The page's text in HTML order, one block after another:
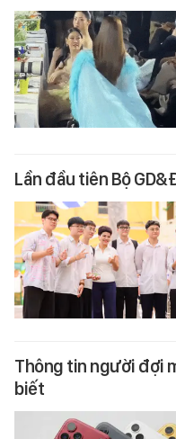
Lần đầu tiên Bộ
Thông tin người đợi
biết